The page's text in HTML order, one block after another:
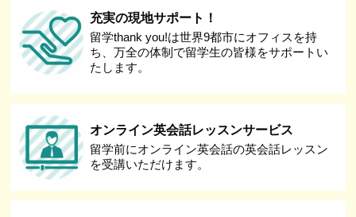
充実の現地サポート！
留学thank you!は世界9都市にオフィスを持
ち、万全の体制で留学生の皆様をサポートい
たします。
オンライン英会話レッスンサービス
留学前にオンライン英会話の英会話レッスン
を受講いただけます。